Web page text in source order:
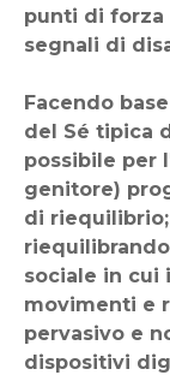
punti di forza
segnali di
Facendo
del Sé tipica
possibile per
genitore)
di
sociale in cui
movimenti e
pervasivo e
dispositivi